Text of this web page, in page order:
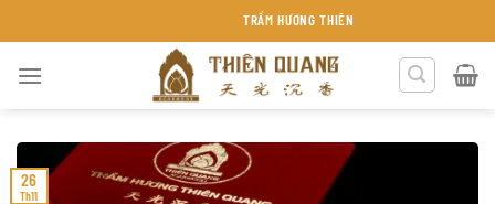
đến
TRẦM HƯƠNG THIÊN QUANG KHÁNH HÒA
26
Th11